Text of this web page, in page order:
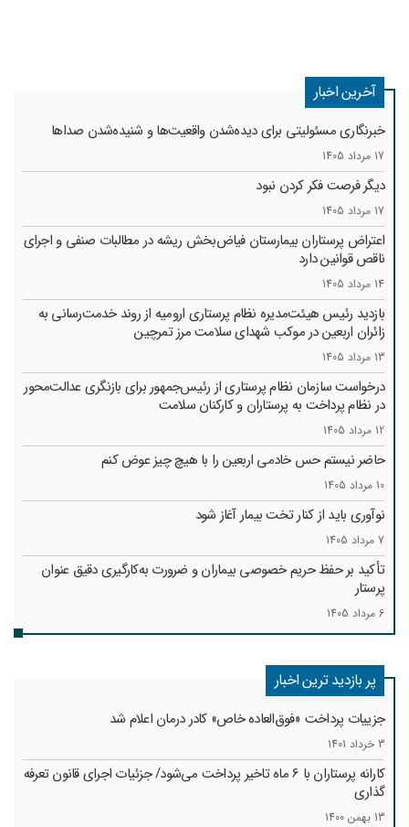
آخرین اخبار
خبرنگاری مسئولیتی برای دیده‌شدن واقعیت‌ها و شنیده‌شدن صداها
17 مرداد 1405
دیگر فرصت فکر کردن نبود
17 مرداد 1405
اعتراض پرستاران بیمارستان فیاض‌بخش ریشه در مطالبات صنفی و اجرای
ناقص قوانین دارد
14 مرداد 1405
بازدید رئیس هیئت‌مدیره نظام پرستاری ارومیه از روند خدمت‌رسانی به
زائران اربعین در موکب شهدای سلامت مرز تمرچین
13 مرداد 1405
درخواست سازمان نظام پرستاری از رئیس‌جمهور برای بازنگری عدالت‌محور
در نظام پرداخت به پرستاران و کارکنان سلامت
12 مرداد 1405
حاضر نیستم حس خادمی اربعین را با هیچ چیز عوض کنم
10 مرداد 1405
نوآوری باید از کنار تخت بیمار آغاز شود
7 مرداد 1405
تأکید بر حفظ حریم خصوصی بیماران و ضرورت به‌کارگیری دقیق عنوان
پرستار
6 مرداد 1405
پر بازدید ترین اخبار
جزییات پرداخت «فوق‌العاده خاص» کادر درمان اعلام شد
3 خرداد 1401
کارانه‌ پرستاران با 6 ماه تاخیر پرداخت می‌شود/ جزئیات اجرای قانون تعرفه
گذاری
13 بهمن 1400